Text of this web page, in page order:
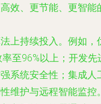
效、更节能、更智能
上持续投入。例如，
至96%以上；开发先
系统安全性；集成人
维护与远程智能监控